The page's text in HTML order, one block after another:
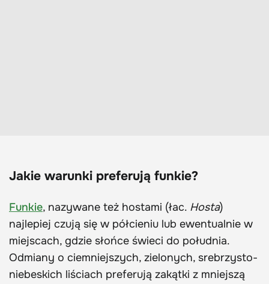
Jakie warunki preferują funkie?
Funkie, nazywane też hostami (łac. Hosta)
najlepiej czują się w półcieniu lub ewentualnie w
miejscach, gdzie słońce świeci do południa.
Odmiany o ciemniejszych, zielonych, srebrzysto-
niebeskich liściach preferują zakątki z mniejszą